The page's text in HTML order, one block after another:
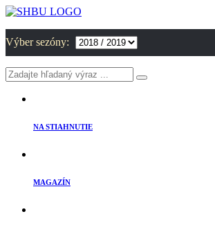
Výber sezóny:
NA STIAHNUTIE
MAGAZÍN